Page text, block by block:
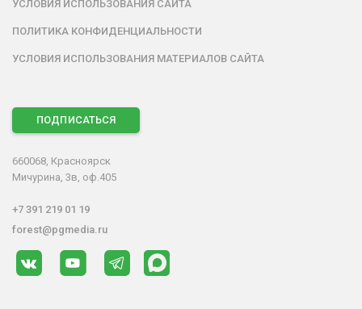
УСЛОВИЯ ИСПОЛЬЗОВАНИЯ САЙТА
ПОЛИТИКА КОНФИДЕНЦИАЛЬНОСТИ
УСЛОВИЯ ИСПОЛЬЗОВАНИЯ МАТЕРИАЛОВ САЙТА
ПОДПИСАТЬСЯ
660068, Красноярск
Мичурина, 3в, оф.405
+7 391 219 01 19
forest@pgmedia.ru